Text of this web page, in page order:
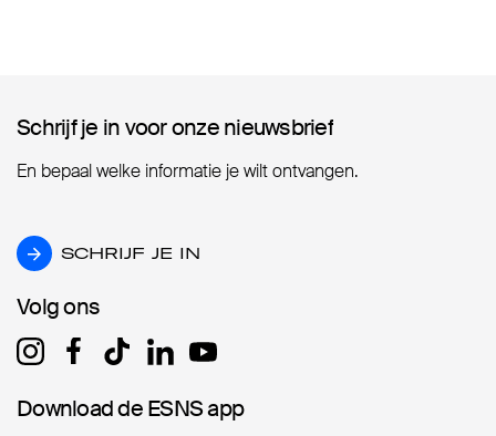
Schrijf je in voor onze nieuwsbrief
Schrijf je in voor onze nieuwsbrief
En bepaal welke informatie je wilt ontvangen.
SCHRIJF JE IN
SCHRIJF JE IN
Volg ons
Volg ons
Download de ESNS app
Download de ESNS app